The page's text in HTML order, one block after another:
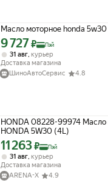
Масло моторное honda
Цена с картой Яндекс Пэй 9727
9 727₽ Пэй
31 авг, курьер
Доставка магазина
ШиноАвтоСервис
4.8
HONDA 08228-99974 Масло
HONDA 5W30 (4L)
Цена с картой Яндекс Пэй
11 263₽ Пэй
31 авг курьер
Доставка магазина
ARENA-X
4.9